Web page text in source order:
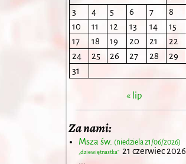
3
4 5 6 7 8
10
11 12 13 14 15
17
18 19 20 21 22
24
25 26 27 28 29
31
« lip
Za nami:
Msza św. (niedziela 21/06/2026)
„dziewiętnastka” 21 czerwiec 2026